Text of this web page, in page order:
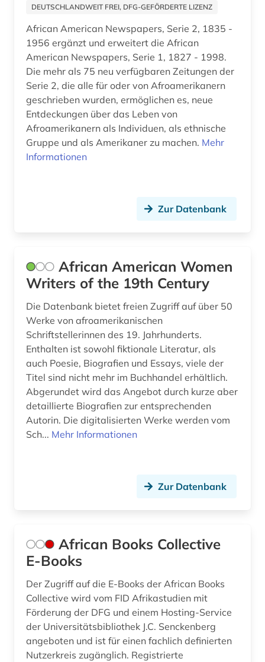
flugschrift (1)
folios (1)
forschungsportal (2)
forstwissenschaft (1)
fotografie (1)
fotozeitschrift (1)
frauenarbeit (1)
frauenbefreiung (1)
frauenbewegung (3)
frauenbild (2)
frauenforschung (4)
frauengeschichte (2)
frauenliteratur (2)
frauenrecht (1)
fremdwort (2)
galloromanistik (14)
gedenktag (1)
gefangener (1)
DEUTSCHLANDWEIT FREI, DFG-GEFÖRDERTE LIZENZ
African American Newspapers, Serie 2, 1835 -
1956 ergänzt und erweitert die African
American Newspapers, Serie 1, 1827 - 1998.
Die mehr als 75 neu verfügbaren Zeitungen der
Serie 2, die alle für oder von Afroamerikanern
geschrieben wurden, ermöglichen es, neue
Entdeckungen über das Leben von
Afroamerikanern als Individuen, als ethnische
Gruppe und als Amerikaner zu machen. Mehr
Informationen
Zur Datenbank
African American Women
Writers of the 19th Century
Die Datenbank bietet freien Zugriff auf über 50
Werke von afroamerikanischen
Schriftstellerinnen des 19. Jahrhunderts.
Enthalten ist sowohl fiktionale Literatur, als
auch Poesie, Biografien und Essays, viele der
Titel sind nicht mehr im Buchhandel erhältlich.
Abgerundet wird das Angebot durch kurze aber
detaillierte Biografien zur entsprechenden
Autorin. Die digitalisierten Werke werden vom
Sch... Mehr Informationen
Zur Datenbank
African Books Collective
E-Books
Der Zugriff auf die E-Books der African Books
Collective wird vom FID Afrikastudien mit
Förderung der DFG und einem Hosting-Service
der Universitätsbibliothek J.C. Senckenberg
angeboten und ist für einen fachlich definierten
Nutzerkreis zugänglich. Registrierte